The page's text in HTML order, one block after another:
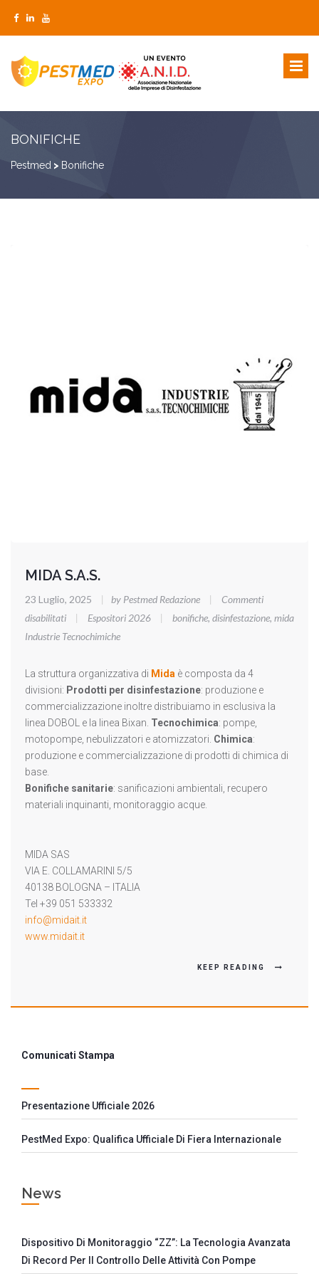
BONIFICHE
Pestmed > Bonifiche
MIDA S.A.S.
23 Luglio, 2025 | by Pestmed Redazione |
Commenti
disabilitatisu
MIDA
| Espositori 2026 | bonifiche, disinfestazione, mida
Industrie Tecnochimiche
La struttura organizzativa di Mida è composta da 4
divisioni: Prodotti per disinfestazione: produzione e
commercializzazione inoltre distribuiamo in esclusiva la
linea DOBOL e la linea Bixan. Tecnochimica: pompe,
motopompe, nebulizzatori e atomizzatori. Chimica:
produzione e commercializzazione di prodotti di chimica di
base.
Bonifiche sanitarie: sanificazioni ambientali, recupero
materiali inquinanti, monitoraggio acque.
MIDA SAS
VIA E. COLLAMARINI 5/5
40138 BOLOGNA – ITALIA
Tel +39 051 533332
info@midait.it
www.midait.it
KEEP READING
Comunicati Stampa
Presentazione Ufficiale 2026
PestMed Expo: Qualifica Ufficiale Di Fiera Internazionale
News
Dispositivo Di Monitoraggio “ZZ”: La Tecnologia Avanzata
Di Record Per Il Controllo Delle Attività Con Pompe